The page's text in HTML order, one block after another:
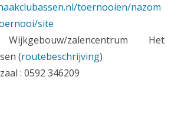
toernooien/nazom
site
zalencentrum Het
(routebeschrijving)
: 0592 346209